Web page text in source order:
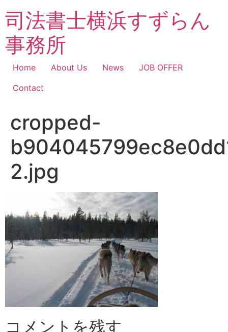
ン
ン
司法書士横浜すずらん
事務所
Home About Us News
JOB OFFER
Contact
cropped-
2.jpg
コメントを残す